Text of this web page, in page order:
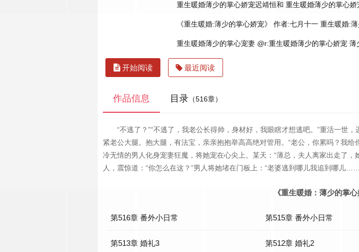
重生暖婚薄少的掌心娇宠迟靖恒和 重生暖婚薄少的掌心
《重生暖婚:薄少的掌心娇宠》 作者:七月十一 重生暖婚:
重生暖婚薄少的掌心宠妻 @r:重生暖婚薄少的掌心娇宠 薄
开始阅读 最近阅读
作品信息 目录 （516章）
“不逃了？”“不逃了，我老公长得帅，身材好，我眼瞎才想逃吧。”重活一世
紧老公大腿。抱大腿，有法宝，亲亲抱抱举高高绝对管用。“老公，你累吗？我
冷无情的男人化身宠妻狂魔，将她宠在心尖上。某天：“薄总，夫人离家出走了
人，震惊道：“你怎么在这？”男人将她堵在门板上：“老婆逃到哪儿我追到哪儿
《重生暖婚：薄少的掌
第516章 番外小日常 第515章 番外小日常
第513章 婚礼3 第512章 婚礼2